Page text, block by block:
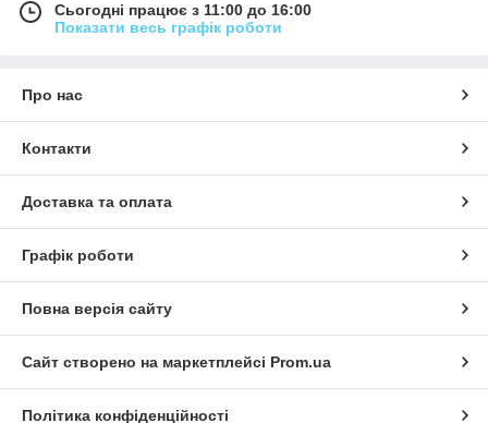
Сьогодні працює з 11:00 до 16:00
Показати весь графік роботи
Про нас
Контакти
Доставка та оплата
Графік роботи
Повна версія сайту
Сайт створено на маркетплейсі Prom.ua
Політика конфіденційності